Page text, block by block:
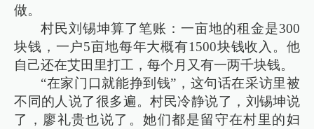
做。
村民刘锡坤算了笔账：一亩地的租金是300
块钱，一户5亩地每年大概有1500块钱收入。他
自己还在艾田里打工，每个月又有一两千块钱。
“在家门口就能挣到钱”，这句话在采访里被
不同的人说了很多遍。村民冷静说了，刘锡坤说
了，廖礼贵也说了。她们都是留守在村里的妇